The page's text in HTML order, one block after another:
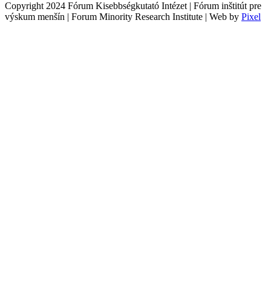
Copyright 2024 Fórum Kisebbségkutató Intézet | Fórum inštitút pre
výskum menšín | Forum Minority Research Institute | Web by Pixel